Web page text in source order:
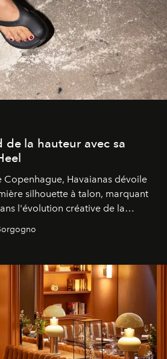
de la hauteur avec sa
Copenhague, Havaianas dévoile
silhouette à talon, marquant
l'évolution créative de la